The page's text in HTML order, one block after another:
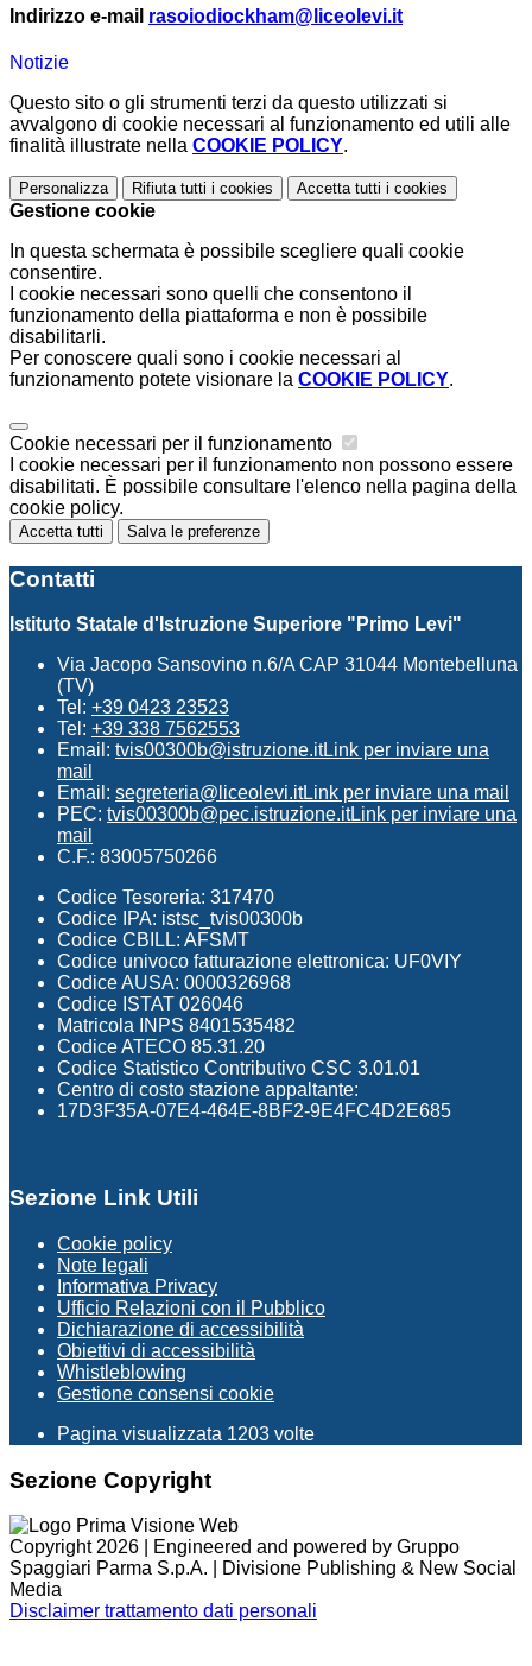
Indirizzo e-mail rasoiodiockham@liceolevi.it
Notizie
Questo sito o gli strumenti terzi da questo utilizzati si
avvalgono di cookie necessari al funzionamento ed utili alle
finalità illustrate nella COOKIE POLICY.
Personalizza Rifiuta tutti i cookies Accetta tutti i cookies
Gestione cookie
In questa schermata è possibile scegliere quali cookie
consentire.
I cookie necessari sono quelli che consentono il
funzionamento della piattaforma e non è possibile
disabilitarli.
Per conoscere quali sono i cookie necessari al
funzionamento potete visionare la COOKIE POLICY.
Cookie necessari per il funzionamento
I cookie necessari per il funzionamento non possono essere
disabilitati. È possibile consultare l'elenco nella pagina della
cookie policy.
Accetta tutti Salva le preferenze
Contatti
Istituto Statale d'Istruzione Superiore "Primo Levi"
Via Jacopo Sansovino n.6/A CAP 31044 Montebelluna
(TV)
Tel: +39 0423 23523
Tel: +39 338 7562553
Email: tvis00300b@istruzione.itLink per inviare una
mail
Email: segreteria@liceolevi.itLink per inviare una mail
PEC: tvis00300b@pec.istruzione.itLink per inviare una
mail
C.F.: 83005750266
Codice Tesoreria: 317470
Codice IPA: istsc_tvis00300b
Codice CBILL: AFSMT
Codice univoco fatturazione elettronica: UF0VIY
Codice AUSA: 0000326968
Codice ISTAT 026046
Matricola INPS 8401535482
Codice ATECO 85.31.20
Codice Statistico Contributivo CSC 3.01.01
Centro di costo stazione appaltante:
17D3F35A-07E4-464E-8BF2-9E4FC4D2E685
Sezione Link Utili
Cookie policy
Note legali
Informativa Privacy
Ufficio Relazioni con il Pubblico
Dichiarazione di accessibilità
Obiettivi di accessibilità
Whistleblowing
Gestione consensi cookie
Pagina visualizzata 1203 volte
Sezione Copyright
Copyright 2026 | Engineered and powered by Gruppo
Spaggiari Parma S.p.A. | Divisione Publishing & New Social
Media
Disclaimer trattamento dati personali